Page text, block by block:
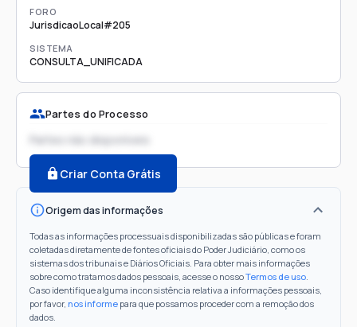
FORO
JurisdicaoLocal#205
SISTEMA
CONSULTA_UNIFICADA
Partes do Processo
Partes não disponíveis
Criar Conta Grátis
Origem das informações
Todas as informações processuais disponibilizadas são públicas e foram
coletadas diretamente de fontes oficiais do Poder Judiciário, como os
sistemas dos tribunais e Diários Oficiais. Para obter mais informações
sobre como tratamos dados pessoais, acesse o nossoTermos de uso.
Caso identifique alguma inconsistência relativa a informações pessoais,
por favor, nos informe para que possamos proceder com a remoção dos
dados.